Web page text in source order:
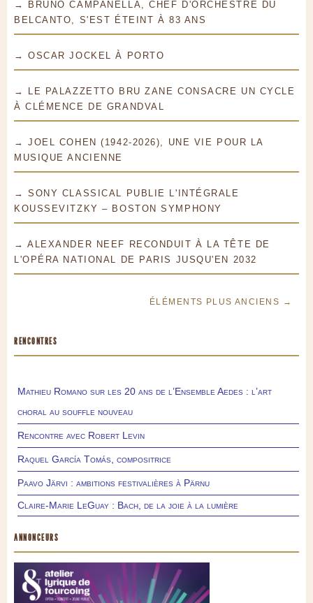
→ BRUNO CAMPANELLA, CHEF D'ORCHESTRE DU
BELCANTO, S'EST ÉTEINT À 83 ANS
→ OSCAR JOCKEL À PORTO
→ LE PALAZZETTO BRU ZANE CONSACRE UN CYCLE
À CLÉMENCE DE GRANDVAL
→ JOEL COHEN (1942-2026), UNE VIE POUR LA
MUSIQUE ANCIENNE
→ SONY CLASSICAL PUBLIE L'INTÉGRALE
KOUSSEVITZKY – BOSTON SYMPHONY
→ ALEXANDER NEEF RECONDUIT À LA TÊTE DE
L'OPÉRA NATIONAL DE PARIS JUSQU'EN 2032
ÉLÉMENTS PLUS ANCIENS →
RENCONTRES
Mathieu Romano sur les 20 ans de l’Ensemble Aedes : l’art
choral au souffle nouveau
Rencontre avec Robert Levin
Raquel García Tomás, compositrice
Paavo Järvi : ambitions festivalières à Pärnu
Claire-Marie LeGuay : Bach, de la joie à la lumière
ANNONCEURS